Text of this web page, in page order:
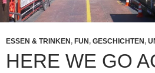
ESSEN & TRINKEN , FUN , GESCHICHTEN ,
HERE WE GO